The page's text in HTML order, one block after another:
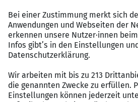
Sehr gute
Anwendung gängiger Office-
Vergütungspaket
Verantwortungsvolle Rolle
Gestaltungsspielraum bei